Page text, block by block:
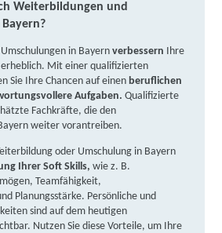
| Hindenburgstraße 31,
Partner
Informationen
Fortbildung und
mbH | Hindenburgstraße 33,
Informationen
der Bayerischen
| Große Allee 37, 89407
Weiterbildungen und
in Bayernverbessern Ihre
erheblich. Mit einer qualifizierten
Sie Ihre Chancen auf einenberuflichen
Aufgaben.Qualifizierte
Fachkräfte, die den
weiter vorantreiben.
oder Umschulung in Bayern
Ihrer Soft Skills,wie z. B.
Teamfähigkeit,
Planungsstärke. Persönliche und
sind auf dem heutigen
Nutzen Sie diese Vorteile, um Ihre